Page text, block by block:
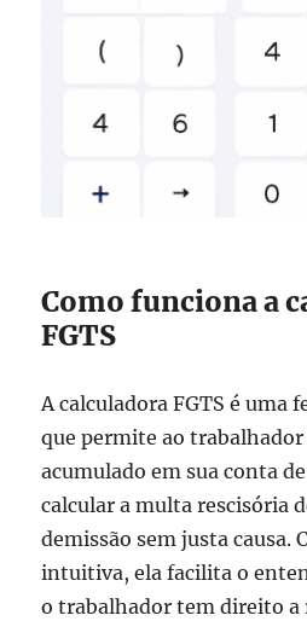
Como funciona a
FGTS
A calculadora FGTS é uma
que permite ao
acumulado em sua conta
calcular a multa rescisória
demissão sem justa causa.
intuitiva, ela facilita o
o trabalhador tem direito a